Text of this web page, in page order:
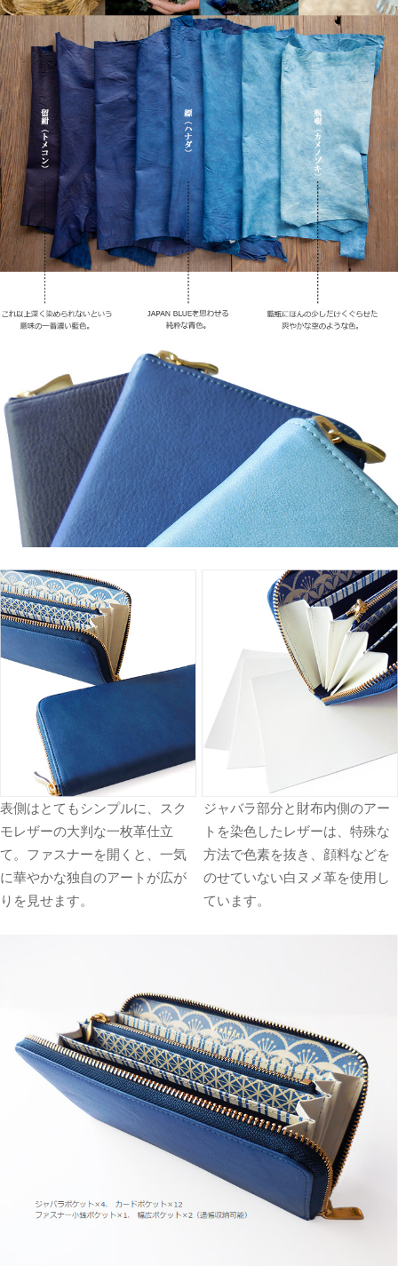
表側はとてもシンプルに、スク
モレザーの大判な一枚革仕立
て。ファスナーを開くと、一気
に華やかな独自のアートが広が
りを見せます。
ジャバラ部分と財布内側のアー
トを染色したレザーは、特殊な
方法で色素を抜き、顔料などを
のせていない白ヌメ革を使用し
ています。